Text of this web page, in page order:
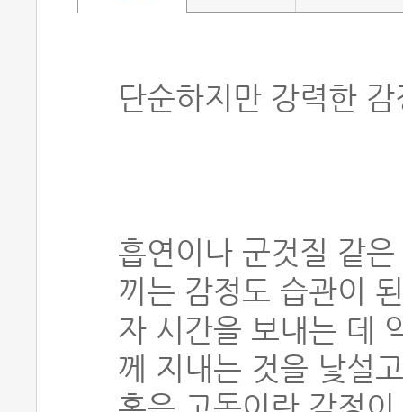
단순하지만 강력한
흡연이나 군것질 같
끼는 감정도 습관이
자 시간을 보내는 데
께 지내는 것을 낯설